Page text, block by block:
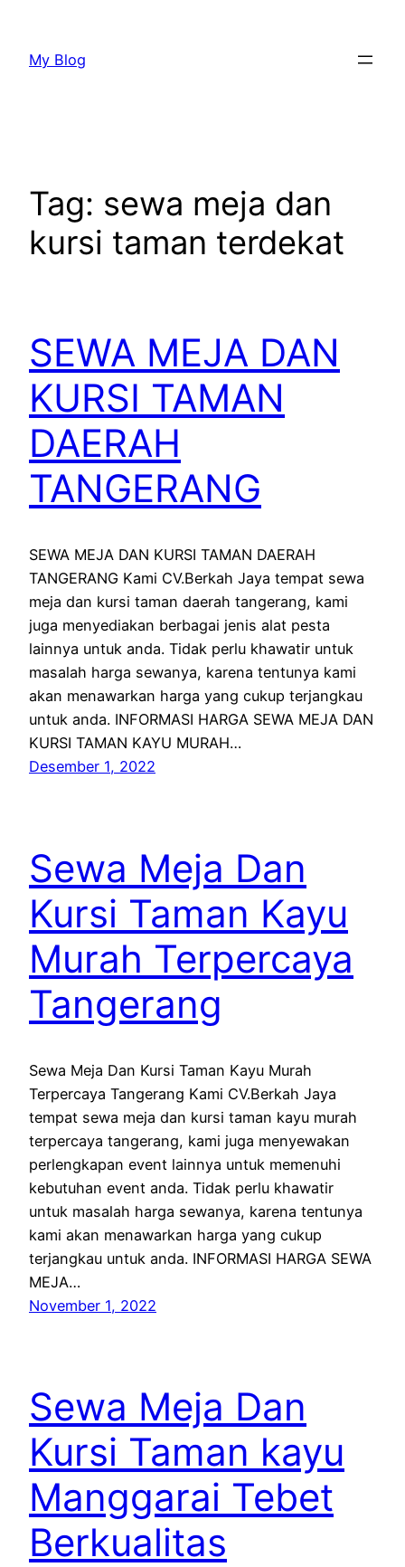
konten
My Blog
Tag: sewa meja dan
kursi taman terdekat
SEWA MEJA DAN
KURSI TAMAN
DAERAH
TANGERANG
SEWA MEJA DAN KURSI TAMAN DAERAH
TANGERANG Kami CV.Berkah Jaya tempat sewa
meja dan kursi taman daerah tangerang, kami
juga menyediakan berbagai jenis alat pesta
lainnya untuk anda. Tidak perlu khawatir untuk
masalah harga sewanya, karena tentunya kami
akan menawarkan harga yang cukup terjangkau
untuk anda. INFORMASI HARGA SEWA MEJA DAN
KURSI TAMAN KAYU MURAH…
Desember 1, 2022
Sewa Meja Dan
Kursi Taman Kayu
Murah Terpercaya
Tangerang
Sewa Meja Dan Kursi Taman Kayu Murah
Terpercaya Tangerang Kami CV.Berkah Jaya
tempat sewa meja dan kursi taman kayu murah
terpercaya tangerang, kami juga menyewakan
perlengkapan event lainnya untuk memenuhi
kebutuhan event anda. Tidak perlu khawatir
untuk masalah harga sewanya, karena tentunya
kami akan menawarkan harga yang cukup
terjangkau untuk anda. INFORMASI HARGA SEWA
MEJA…
November 1, 2022
Sewa Meja Dan
Kursi Taman kayu
Manggarai Tebet
Berkualitas